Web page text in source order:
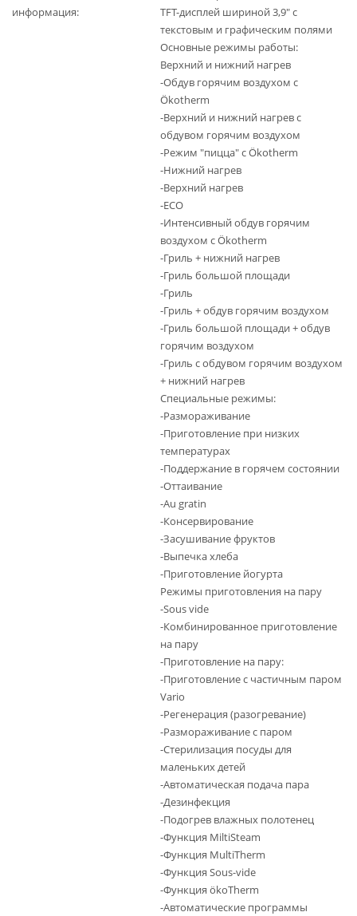
информация
TFT-дисплей шириной 3,9" с
текстовым и графическим полями
Основные режимы работы:
Верхний и нижний нагрев
-Обдув горячим воздухом с
Ökotherm
-Верхний и нижний нагрев с
обдувом горячим воздухом
-Режим "пицца" с Ökotherm
-Нижний нагрев
-Верхний нагрев
-ECO
-Интенсивный обдув горячим
воздухом с Ökotherm
-Гриль + нижний нагрев
-Гриль большой площади
-Гриль
-Гриль + обдув горячим воздухом
-Гриль большой площади + обдув
горячим воздухом
-Гриль с обдувом горячим воздухом
+ нижний нагрев
Специальные режимы:
-Размораживание
-Приготовление при низких
температурах
-Поддержание в горячем состоянии
-Оттаивание
-Au gratin
-Консервирование
-Засушивание фруктов
-Выпечка хлеба
-Приготовление йогурта
Режимы приготовления на пару
-Sous vide
-Комбинированное приготовление
на пару
-Приготовление на пару:
-Приготовление с частичным паром
Vario
-Регенерация (разогревание)
-Размораживание с паром
-Стерилизация посуды для
маленьких детей
-Автоматическая подача пара
-Дезинфекция
-Подогрев влажных полотенец
-Функция MiltiSteam
-Функция MultiTherm
-Функция Sous-vide
-Функция ökoTherm
-Автоматические программы